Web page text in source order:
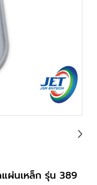
ผ่นเหล็ก รุ่น 389